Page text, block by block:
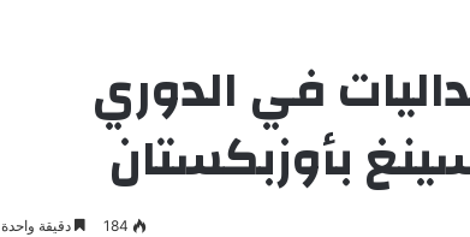
يحقق 3 ميداليات في الدوري
بأوزبكستان
184 دقيقة واحدة